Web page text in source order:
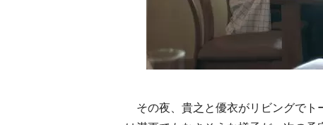
その夜、貴之と優衣がリビングでト